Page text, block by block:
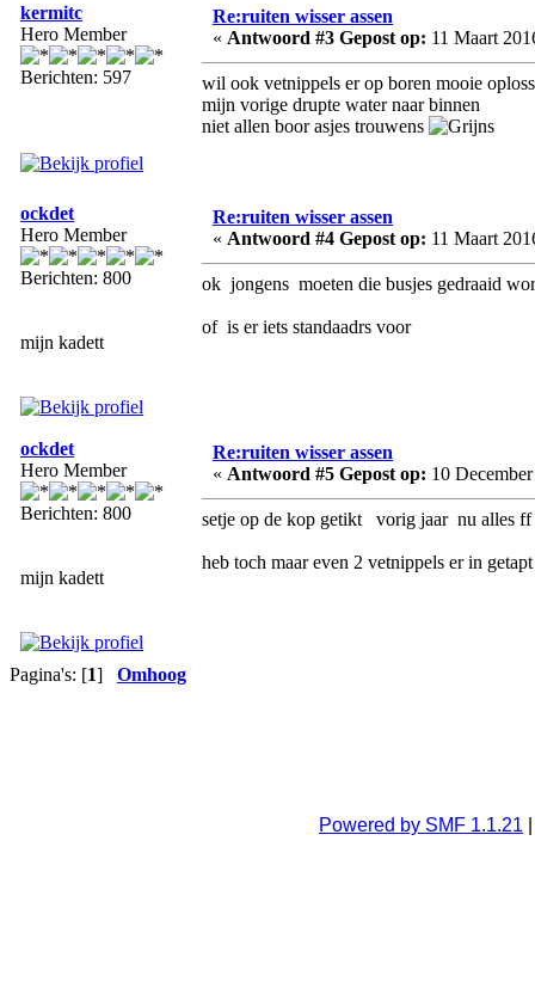
kermitc
Hero Member
Berichten: 597
Re:ruiten wisser assen
« Antwoord #3 Gepost op: 11 Maart
wil ook vetnippels er op boren mooie
mijn vorige drupte water naar binnen
niet allen boor asjes trouwens
ockdet
Hero Member
Berichten: 800
mijn kadett
Re:ruiten wisser assen
« Antwoord #4 Gepost op: 11 Maart
ok jongens moeten die busjes gedraaid
of is er iets standaadrs voor
ockdet
Hero Member
Berichten: 800
mijn kadett
Re:ruiten wisser assen
« Antwoord #5 Gepost op: 10
setje op de kop getikt vorig jaar nu alles ff
heb toch maar even 2 vetnippels er in getapt
Pagina's: [1] Omhoog
Powered by SMF 1.1.21